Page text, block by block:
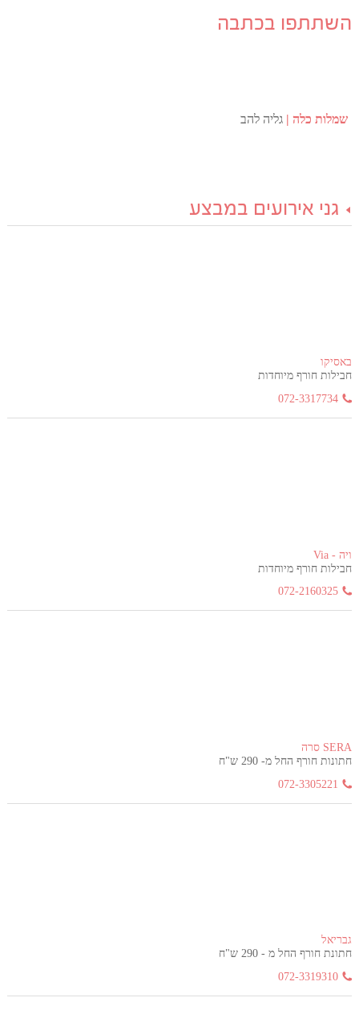
השתתפו בכתבה
שמלות כלה גליה להב
גני אירועים במבצע
באסיקו
חבילות חורף מיוחדות
072-3317734
ויה - Via
חבילות חורף מיוחדות
072-2160325
SERA סרה
חתונות חורף החל מ- 290 ש"ח
072-3305221
גבריאל
חתונת חורף החל מ - 290 ש"ח
072-3319310